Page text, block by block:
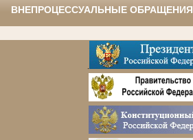
ВНЕПРОЦЕССУАЛЬНЫЕ ОБРАЩЕНИЯ
.